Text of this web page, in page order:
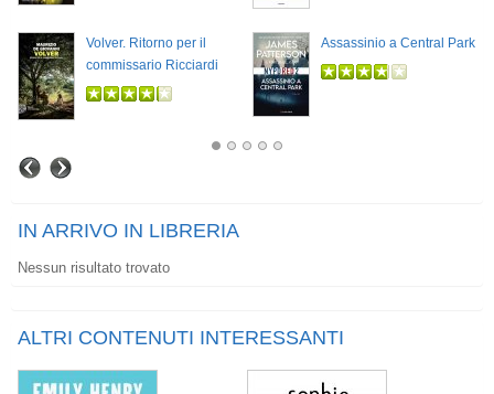
Volver. Ritorno per il
commissario Ricciardi
Assassinio a Central Park
IN ARRIVO IN LIBRERIA
Nessun risultato trovato
ALTRI CONTENUTI INTERESSANTI